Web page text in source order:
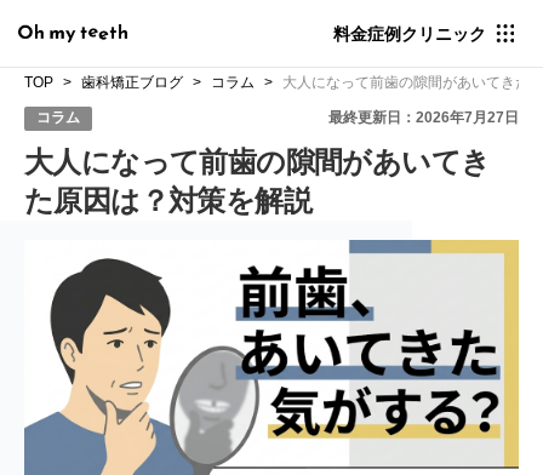
料金症例クリニック
TOP 歯科矯正ブログ コラム 大人になって前歯の隙間があいてきた
コラム 最終更新日：2026年7月27日
大人になって前歯の隙間があいてき
た原因は？対策を解説